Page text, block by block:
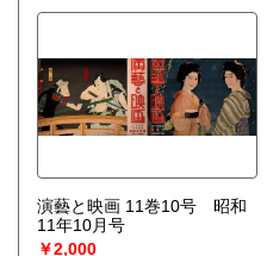
演藝と映画 11巻10号 昭和
11年10月号
￥2,000